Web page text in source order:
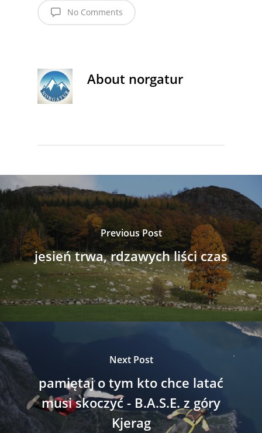
No Comments
About norgatur
Previous Post
jesień trwa, rdzawych liści czas
Next Post
pamiętaj o tym kto chce latać
musi skoczyć - B.A.S.E. z góry
Kjerag